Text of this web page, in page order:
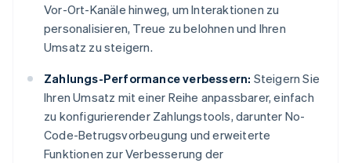
Vor-Ort-Kanäle hinweg, um Interaktionen zu
personalisieren, Treue zu belohnen und Ihren
Umsatz zu steigern.
Zahlungs-Performance verbessern: Steigern Sie
Ihren Umsatz mit einer Reihe anpassbarer, einfach
zu konfigurierender Zahlungstools, darunter No-
Code-Betrugsvorbeugung und erweiterte
Funktionen zur Verbesserung der